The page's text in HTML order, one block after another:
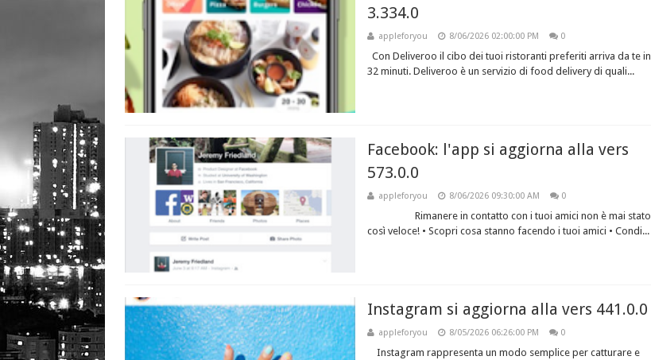
3.334.0
appleforyou 8/06/2026 02:00:00 PM 0
Con Deliveroo il cibo dei tuoi ristoranti preferiti arriva da te in
32 minuti. Deliveroo è un servizio di food delivery di quali...
Facebook: l'app si aggiorna alla vers
573.0.0
appleforyou 8/06/2026 09:30:00 AM 0
Rimanere in contatto con i tuoi amici non è mai stato
così veloce! • Scopri cosa stanno facendo i tuoi amici • Condi...
Instagram si aggiorna alla vers 441.0.0
appleforyou 8/05/2026 06:26:00 PM 0
Instagram rappresenta un modo semplice per catturare e